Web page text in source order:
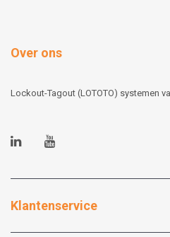
Over ons
Lockout-Tagout (LOTOTO) systemen
Klantenservice